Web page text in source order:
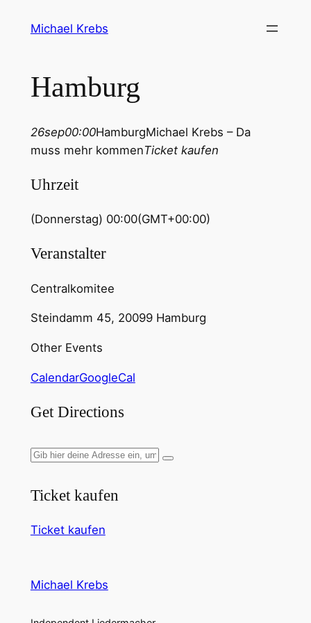
Michael Krebs
Hamburg
26sep00:00HamburgMichael Krebs – Da
muss mehr kommenTicket kaufen
Uhrzeit
(Donnerstag) 00:00(GMT+00:00)
Veranstalter
Centralkomitee
Steindamm 45, 20099 Hamburg
Other Events
CalendarGoogleCal
Get Directions
Ticket kaufen
Ticket kaufen
Michael Krebs